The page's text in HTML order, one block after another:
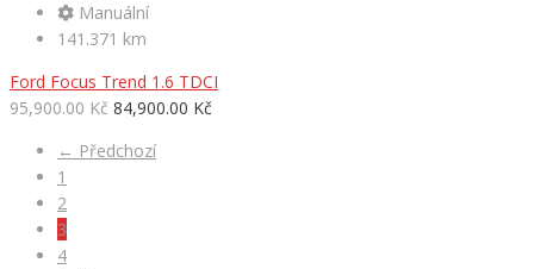
Manuální
141.371 km
Ford Focus Trend 1.6 TDCI
95,900.00 Kč 84,900.00 Kč
← Předchozí
1
2
3
4